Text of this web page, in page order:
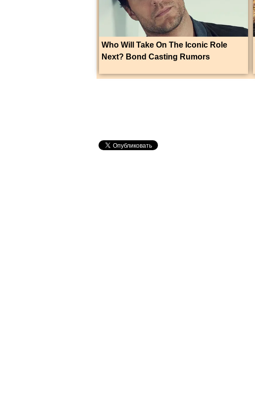
Who Will Take On The Iconic Role
Next? Bond Casting Rumors